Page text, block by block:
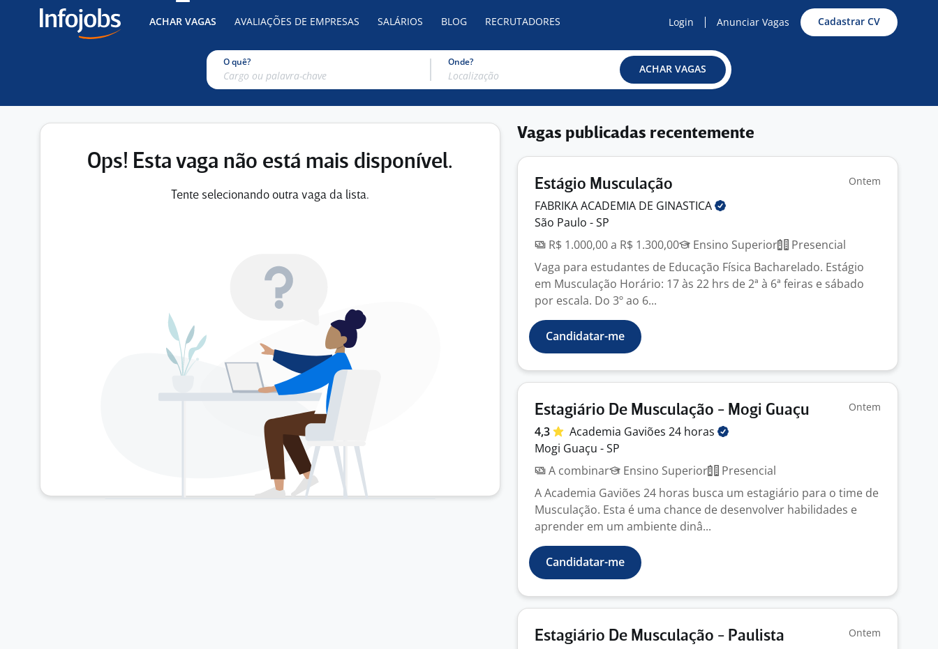
ACHAR VAGAS AVALIAÇÕES DE EMPRESAS SALÁRIOS BLOG RECRUTADORES Login Anunciar Vagas Cadastrar CV
O quê? Onde?
ACHAR VAGAS
Ops! Esta vaga não está mais disponível.
Tente selecionando outra vaga da lista.
Vagas publicadas recentemente
Estágio Musculação Ontem
FABRIKA ACADEMIA DE GINASTICA
São Paulo - SP
R$ 1.000,00 a R$ 1.300,00
Ensino Superior
Presencial
Vaga para estudantes de Educação Física Bacharelado. Estágio
em Musculação Horário: 17 às 22 hrs de 2ª à 6ª feiras e sábado
por escala. Do 3º ao 6...
Candidatar-me
Estagiário De Musculação - Mogi Guaçu Ontem
4,3 Academia Gaviões 24 horas
Mogi Guaçu - SP
A combinar
Ensino Superior
Presencial
A Academia Gaviões 24 horas busca um estagiário para o time de
Musculação. Esta é uma chance de desenvolver habilidades e
aprender em um ambiente dinâ...
Candidatar-me
Estagiário De Musculação - Paulista Ontem